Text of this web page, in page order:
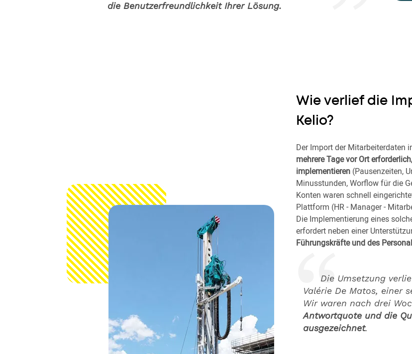
die Benutzerfreundlichkeit Ihrer Lösung.
Wie verlief die
Kelio?
Der Import der Mitarbeiterdaten
mehrere Tage vor Ort
implementieren(Pausenzeiten,
Minusstunden, Worflow für die
Konten waren schnell
Plattform (HR - Manager -
Die Implementierung eines
erfordert neben einer
Führungskräfte und des
Die Umsetzung
Valérie De Matos, einer
Wir waren nach drei
Antwortquote und die
ausgezeichnet.